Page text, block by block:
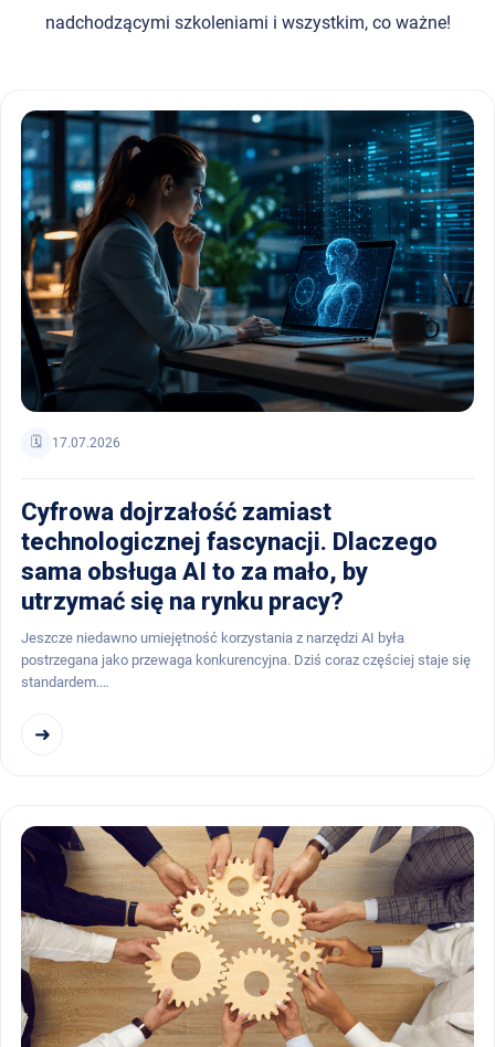
nadchodzącymi szkoleniami i wszystkim, co ważne!
🗓️ 17.07.2026
Cyfrowa dojrzałość zamiast
technologicznej fascynacji. Dlaczego
sama obsługa AI to za mało, by
utrzymać się na rynku pracy?
Jeszcze niedawno umiejętność korzystania z narzędzi AI była
postrzegana jako przewaga konkurencyjna. Dziś coraz częściej staje się
standardem.…
➜